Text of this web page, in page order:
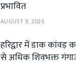
प्रभावित
AUGUST 9, 2026
हरिद्वार में डाक कांवड़
से अधिक शिवभक्त